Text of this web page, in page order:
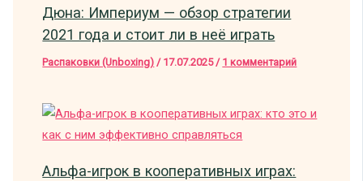
Дюна: Империум — обзор стратегии
2021 года и стоит ли в неё играть
Распаковки (Unboxing) / 17.07.2025/ 1 комментарий
Альфа-игрок в кооперативных играх: